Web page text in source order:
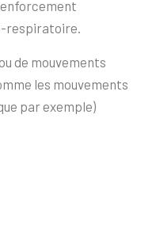
respiratoire.
de mouvements
les mouvements
par exemple)